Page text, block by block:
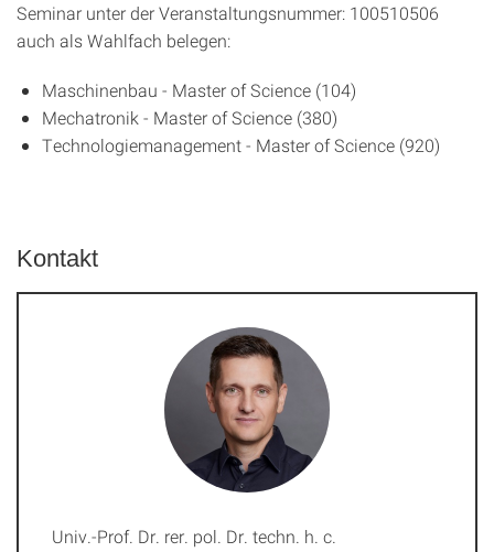
Seminar unter der Veranstaltungsnummer: 100510506
auch als Wahlfach belegen:
Maschinenbau - Master of Science (104)
Mechatronik - Master of Science (380)
Technologiemanagement- Master of Science (920)
Kontakt
Univ.-Prof. Dr. rer. pol. Dr. techn. h. c.